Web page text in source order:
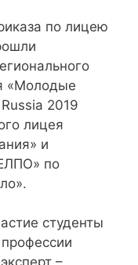
по лицею
«Молодые
2019
лицея
и
по
студенты
–